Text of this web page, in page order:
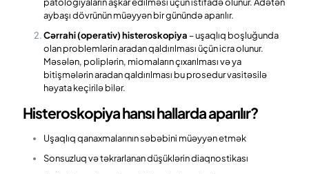
aybaşı dövrünün müəyyən bir günündə aparılır.
Cərrahi (operativ) histeroskopiya – uşaqlıq boşluğunda
olan problemlərin aradan qaldırılması üçün icra olunur.
Məsələn, poliplərin, miomaların çıxarılması və ya
bitişmələrin aradan qaldırılması bu prosedur vasitəsilə
həyata keçirilə bilər.
Histeroskopiya hansı hallarda aparılır?
Uşaqlıq qanaxmalarının səbəbini müəyyən etmək
Sonsuzluq və təkrarlanan düşüklərin diaqnostikası